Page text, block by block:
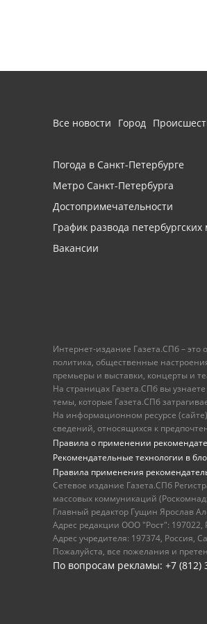
Все новости Город
Погода в Санкт-Петербурге
Метро Санкт-Петербурга
Достопримечательности
График развода петербургских
Вакансии
Интернет-издание Газета.СПб – это
политика, общественные
премьеры и выставки, концерты и
На страницах Газета.СПб вы
темы, которые Газета.СПб
На информационном ресурсе
сведений, относящихся к
Правила о применении
Рекомендательные технологии в
Правила применения
Сетевое издание Газета.СПб
массовых коммуникаций
Главный редактор Гущин Ярослав
Адрес редакции ООО "Рост":
Адрес учредителя: 197374, Россия,
Пожалуйста, все пожелания и
По вопросам рекламы: +7 (812)